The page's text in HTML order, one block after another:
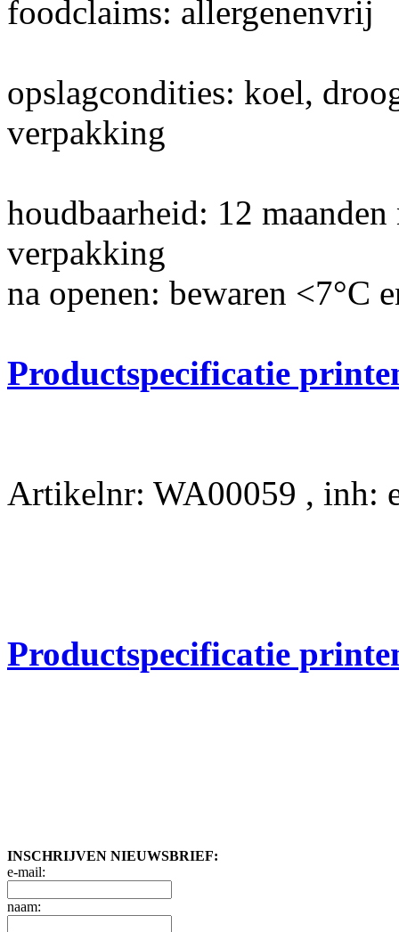
foodclaims: allergenenvrij
opslagcondities: koel,
verpakking
houdbaarheid: 12
verpakking
na openen: bewaren <7°C
Productspecificatie
Artikelnr: WA00059 , inh:
Productspecificatie
INSCHRIJVEN NIEUWSBRIEF:
e-mail:
naam: